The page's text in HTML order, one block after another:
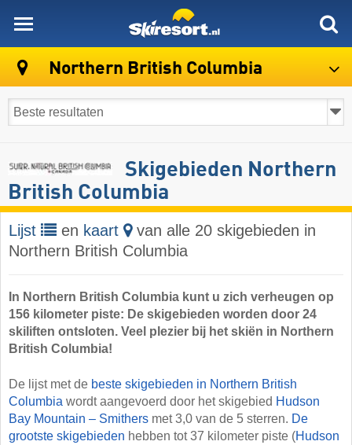
Northern British Columbia
Skigebieden Northern
British Columbia
Lijst en kaart
van alle 20 skigebieden in
Northern British Columbia
In Northern British Columbia kunt u zich verheugen op
156 kilometer piste: De skigebieden worden door 24
skiliften ontsloten. Veel plezier bij het skiën in Northern
British Columbia!
De lijst met de beste skigebieden in Northern British
Columbia wordt aangevoerd door het skigebied Hudson
Bay Mountain – Smithers met 3,0 van de 5 sterren. De
grootste skigebieden hebben tot 37 kilometer piste (Hudson